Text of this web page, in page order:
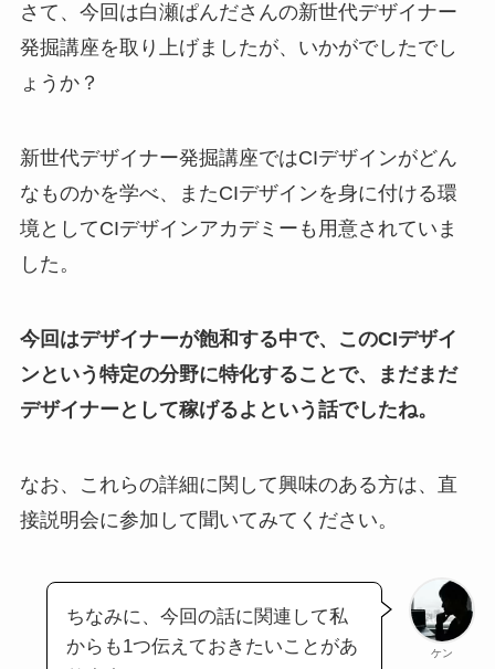
さて、今回は白瀬ぱんださんの新世代デザイナー
発掘講座を取り上げましたが、いかがでしたでし
ょうか？
新世代デザイナー発掘講座ではCIデザインがどん
なものかを学べ、またCIデザインを身に付ける環
境としてCIデザインアカデミーも用意されていま
した。
今回はデザイナーが飽和する中で、このCIデザイ
ンという特定の分野に特化することで、まだまだ
デザイナーとして稼げるよという話でしたね。
なお、これらの詳細に関して興味のある方は、直
接説明会に参加して聞いてみてください。
ケン
ちなみに、今回の話に関連して私
からも1つ伝えておきたいことがあ